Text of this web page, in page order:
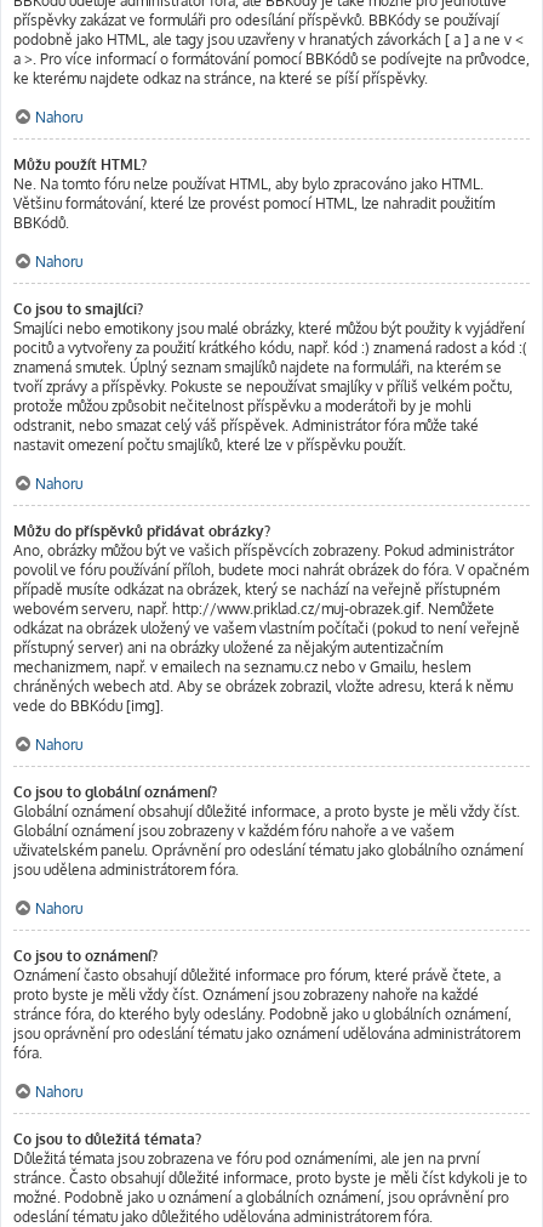
příspěvky zakázat ve formuláři pro odesílání příspěvků. BBKódy se používají
podobně jako HTML, ale tagy jsou uzavřeny v hranatých závorkách [ a ] a ne v <
a >. Pro více informací o formátování pomocí BBKódů se podívejte na průvodce,
ke kterému najdete odkaz na stránce, na které se píší příspěvky.
Nahoru
Můžu použít HTML?
Ne. Na tomto fóru nelze používat HTML, aby bylo zpracováno jako HTML.
Většinu formátování, které lze provést pomocí HTML, lze nahradit použitím
BBKódů.
Nahoru
Co jsou to smajlíci?
Smajlíci nebo emotikony jsou malé obrázky, které můžou být použity k vyjádření
pocitů a vytvořeny za použití krátkého kódu, např. kód :) znamená radost a kód :(
znamená smutek. Úplný seznam smajlíků najdete na formuláři, na kterém se
tvoří zprávy a příspěvky. Pokuste se nepoužívat smajlíky v příliš velkém počtu,
protože můžou způsobit nečitelnost příspěvku a moderátoři by je mohli
odstranit, nebo smazat celý váš příspěvek. Administrátor fóra může také
nastavit omezení počtu smajlíků, které lze v příspěvku použít.
Nahoru
Můžu do příspěvků přidávat obrázky?
Ano, obrázky můžou být ve vašich příspěvcích zobrazeny. Pokud administrátor
povolil ve fóru používání příloh, budete moci nahrát obrázek do fóra. V opačném
případě musíte odkázat na obrázek, který se nachází na veřejně přístupném
webovém serveru, např. http://www.priklad.cz/muj-obrazek.gif. Nemůžete
odkázat na obrázek uložený ve vašem vlastním počítači (pokud to není veřejně
přístupný server) ani na obrázky uložené za nějakým autentizačním
mechanizmem, např. v emailech na seznamu.cz nebo v Gmailu, heslem
chráněných webech atd. Aby se obrázek zobrazil, vložte adresu, která k němu
vede do BBKódu [img].
Nahoru
Co jsou to globální oznámení?
Globální oznámení obsahují důležité informace, a proto byste je měli vždy číst.
Globální oznámení jsou zobrazeny v každém fóru nahoře a ve vašem
uživatelském panelu. Oprávnění pro odeslání tématu jako globálního oznámení
jsou udělena administrátorem fóra.
Nahoru
Co jsou to oznámení?
Oznámení často obsahují důležité informace pro fórum, které právě čtete, a
proto byste je měli vždy číst. Oznámení jsou zobrazeny nahoře na každé
stránce fóra, do kterého byly odeslány. Podobně jako u globálních oznámení,
jsou oprávnění pro odeslání tématu jako oznámení udělována administrátorem
fóra.
Nahoru
Co jsou to důležitá témata?
Důležitá témata jsou zobrazena ve fóru pod oznámeními, ale jen na první
stránce. Často obsahují důležité informace, proto byste je měli číst kdykoli je to
možné. Podobně jako u oznámení a globálních oznámení, jsou oprávnění pro
odeslání tématu jako důležitého udělována administrátorem fóra.